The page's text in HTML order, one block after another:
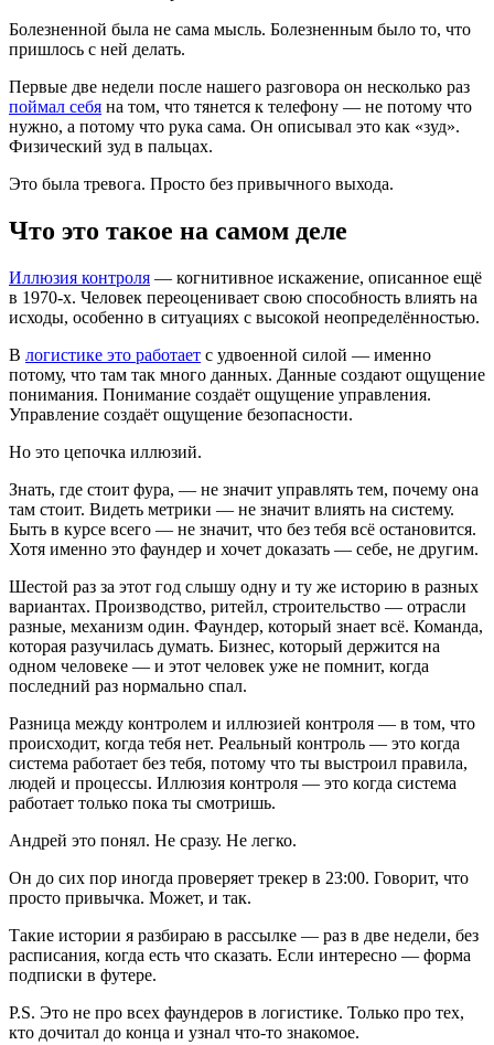
Болезненной была не сама мысль. Болезненным было то, что
пришлось с ней делать.
Первые две недели после нашего разговора он несколько раз
поймал себя на том, что тянется к телефону — не потому что
нужно, а потому что рука сама. Он описывал это как «зуд».
Физический зуд в пальцах.
Это была тревога. Просто без привычного выхода.
Что это такое на самом деле
Иллюзия контроля — когнитивное искажение, описанное ещё
в 1970-х. Человек переоценивает свою способность влиять на
исходы, особенно в ситуациях с высокой неопределённостью.
В логистике это работает с удвоенной силой — именно
потому, что там так много данных. Данные создают ощущение
понимания. Понимание создаёт ощущение управления.
Управление создаёт ощущение безопасности.
Но это цепочка иллюзий.
Знать, где стоит фура, — не значит управлять тем, почему она
там стоит. Видеть метрики — не значит влиять на систему.
Быть в курсе всего — не значит, что без тебя всё остановится.
Хотя именно это фаундер и хочет доказать — себе, не другим.
Шестой раз за этот год слышу одну и ту же историю в разных
вариантах. Производство, ритейл, строительство — отрасли
разные, механизм один. Фаундер, который знает всё. Команда,
которая разучилась думать. Бизнес, который держится на
одном человеке — и этот человек уже не помнит, когда
последний раз нормально спал.
Разница между контролем и иллюзией контроля — в том, что
происходит, когда тебя нет. Реальный контроль — это когда
система работает без тебя, потому что ты выстроил правила,
людей и процессы. Иллюзия контроля — это когда система
работает только пока ты смотришь.
Андрей это понял. Не сразу. Не легко.
Он до сих пор иногда проверяет трекер в 23:00. Говорит, что
просто привычка. Может, и так.
Такие истории я разбираю в рассылке — раз в две недели, без
расписания, когда есть что сказать. Если интересно — форма
подписки в футере.
P.S. Это не про всех фаундеров в логистике. Только про тех,
кто дочитал до конца и узнал что-то знакомое.